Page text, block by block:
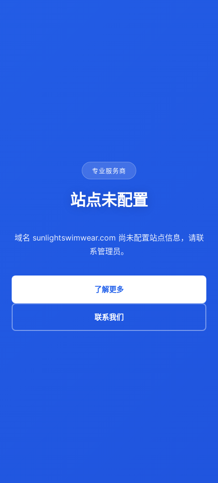
专业服务商
站点未配置
域名 sunlightswimwear.com 尚未配置站点信息，请联
系管理员。
了解更多
联系我们